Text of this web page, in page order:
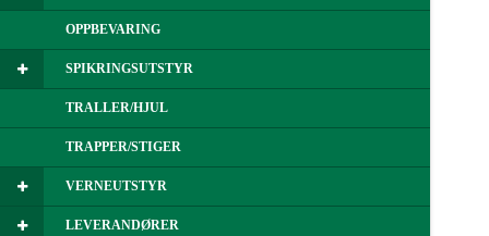
OPPBEVARING
SPIKRINGSUTSTYR
TRALLER/HJUL
TRAPPER/STIGER
VERNEUTSTYR
LEVERANDØRER